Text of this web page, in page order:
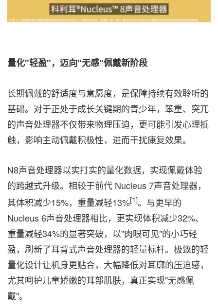
量化"轻盈"，迈向"无感"佩戴新阶段
长期佩戴的舒适度与意愿度，是保障持续有效聆听的
基础。对于正处于成长关键期的青少年，笨重、突兀
的声音处理器不仅带来物理压迫，更可能引发心理抵
触，影响主动佩戴积极性，进而干扰康复效果。
N8声音处理器以实打实的量化数据，实现佩戴体验
的跨越式升级。相较于前代 Nucleus 7声音处理器，
其体积减少15%，重量减轻13%[1]。与更早的
Nucleus 6声音处理器相比，更实现体积减少32%、
重量减轻34%的显著突破，以"肉眼可见"的小巧轻
盈，刷新了耳背式声音处理器的轻量标杆。极致的轻
量化设计让机身更贴合，大幅降低对耳廓的压迫感，
尤其呵护儿童娇嫩的耳部肌肤，真正实现"无感佩
戴"。